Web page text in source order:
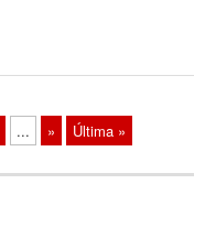
... » Última »